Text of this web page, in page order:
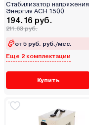
Стабилизатор напряжения
Энергия ACH 1500
194.16 руб.
211.63 руб.
от 5 руб. руб./мес.
Еще 2 комплектации
Купить